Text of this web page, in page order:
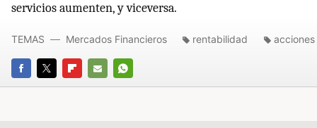
servicios aumenten, y viceversa.
FACEBOOK
TWITTERFLIPBOARD
E-
WHATSAPP
TEMAS Mercados Financieros rentabilidad acciones